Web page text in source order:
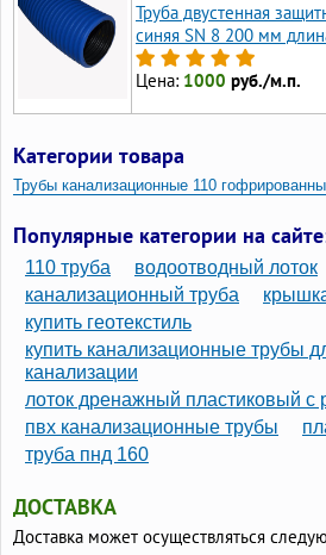
Труба двустенная
синяя SN 8 200 мм
Цена: 1000 руб./м.п.
Категории товара
Трубы канализационные 110
Трубы двустенные гофрированные d110 мм
Трубы гофрированные двустенные 110
Гофры канализационные 50 мм
Гофрированные трубы для канализации
Гофрированные трубы для канализации
Популярные категории на
110 труба
водоотводный лоток
канализационный труба
купить геотекстиль
купить канализационные трубы
канализации
лоток дренажный пластиковый с
пвх канализационные трубы
труба пнд 160
ДОСТАВКА
Доставка может осуществляться